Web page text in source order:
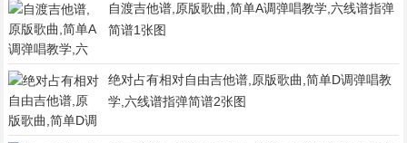
自渡吉他谱,原版歌曲,简单A调弹唱教学,六线谱指弹
简谱1张图
绝对占有相对自由吉他谱,原版歌曲,简单D调弹唱教
学,六线谱指弹简谱2张图